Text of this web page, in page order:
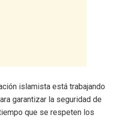
islamista está trabajando
garantizar la seguridad de
que se respeten los